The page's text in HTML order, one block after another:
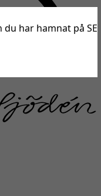
har hamnat på SE